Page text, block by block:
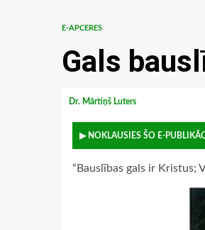
E-APCERES
Gals
Dr. Mārtiņš Luters
▶ NOKLAUSIES ŠO E-
“Bauslības gals ir Kristus;